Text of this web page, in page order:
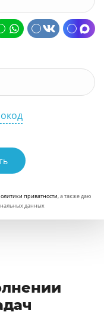
приватности, а также даю
данных